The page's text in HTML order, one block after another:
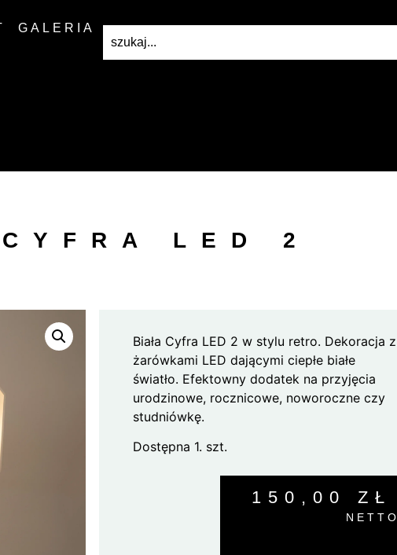
GALERIA
CYFRA LED 2
Biała Cyfra LED 2 w stylu retro. Dekoracja z
żarówkami LED dającymi ciepłe białe
światło. Efektowny dodatek na przyjęcia
urodzinowe, rocznicowe, noworoczne czy
studniówkę.
Dostępna 1. szt.
150,00 ZŁ
NETTO